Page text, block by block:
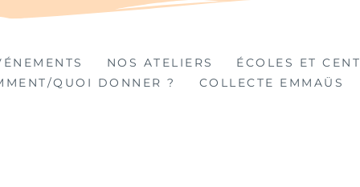
NOS ATELIERS ÉCOLES ET
QUOI DONNER ? COLLECTE EMMAÜS